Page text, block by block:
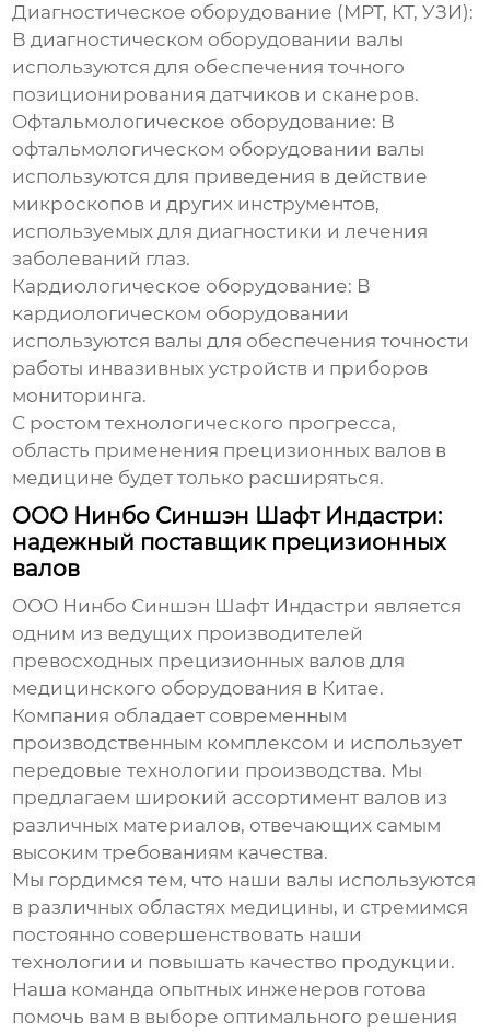
Диагностическое оборудование (МРТ, КТ, УЗИ):
В диагностическом оборудовании валы
используются для обеспечения точного
позиционирования датчиков и сканеров.
Офтальмологическое оборудование: В
офтальмологическом оборудовании валы
используются для приведения в действие
микроскопов и других инструментов,
используемых для диагностики и лечения
заболеваний глаз.
Кардиологическое оборудование: В
кардиологическом оборудовании
используются валы для обеспечения точности
работы инвазивных устройств и приборов
мониторинга.
С ростом технологического прогресса,
область применения прецизионных валов в
медицине будет только расширяться.
ООО Нинбо Синшэн Шафт Индастри:
надежный поставщик прецизионных
валов
ООО Нинбо Синшэн Шафт Индастри является
одним из ведущих производителей
превосходных прецизионных валов для
медицинского оборудования в Китае.
Компания обладает современным
производственным комплексом и использует
передовые технологии производства. Мы
предлагаем широкий ассортимент валов из
различных материалов, отвечающих самым
высоким требованиям качества.
Мы гордимся тем, что наши валы используются
в различных областях медицины, и стремимся
постоянно совершенствовать наши
технологии и повышать качество продукции.
Наша команда опытных инженеров готова
помочь вам в выборе оптимального решения